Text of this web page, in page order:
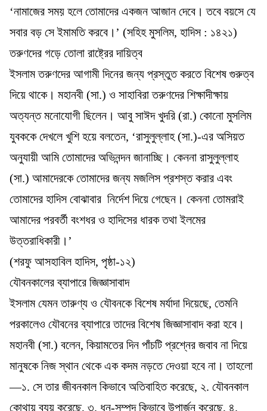
‘নামাজের সময় হলে তোমাদের একজন আজান দেবে। তবে বয়সে যে
সবার বড় সে ইমামতি করবে।’ (সহিহ মুসলিম, হাদিস : ১৪২১)
তরুণদের গড়ে তোলা রাষ্ট্রের দায়িত্ব
ইসলাম তরুণদের আগামী দিনের জন্য প্রস্তুত করতে বিশেষ গুরুত্ব
দিয়ে থাকে। মহানবী (সা.) ও সাহাবিরা তরুণদের শিক্ষাদীক্ষায়
অত্যন্ত মনোযোগী ছিলেন। আবু সাঈদ খুদরি (রা.) কোনো মুসলিম
যুবককে দেখলে খুশি হয়ে বলতেন, ‘রাসুলুল্লাহ (সা.)-এর অসিয়ত
অনুযায়ী আমি তোমাদের অভিনন্দন জানাচ্ছি। কেননা রাসুলুল্লাহ
(সা.) আমাদেরকে তোমাদের জন্য মজলিস প্রশস্ত করার এবং
তোমাদের হাদিস বোঝাবার নির্দেশ দিয়ে গেছেন। কেননা তোমরাই
আমাদের পরবর্তী বংশধর ও হাদিসের ধারক তথা ইলমের
উত্তরাধিকারী।’
(শরফু আসহাবিল হাদিস, পৃষ্ঠা-১২)
যৌবনকালের ব্যাপারে জিজ্ঞাসাবাদ
ইসলাম যেমন তারুণ্য ও যৌবনকে বিশেষ মর্যাদা দিয়েছে, তেমনি
পরকালেও যৌবনের ব্যাপারে তাদের বিশেষ জিজ্ঞাসাবাদ করা হবে।
মহানবী (সা.) বলেন, কিয়ামতের দিন পাঁচটি প্রশ্নের জবাব না দিয়ে
মানুষকে নিজ স্থান থেকে এক কদম নড়তে দেওয়া হবে না। তাহলো
—১. সে তার জীবনকাল কিভাবে অতিবাহিত করেছে, ২. যৌবনকাল
কোথায় ব্যয় করেছে, ৩. ধন-সম্পদ কিভাবে উপার্জন করেছে, ৪.